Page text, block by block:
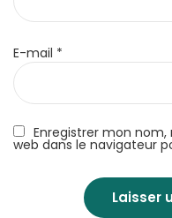
Enregistrer mon
web dans le navigateur
E-mail *